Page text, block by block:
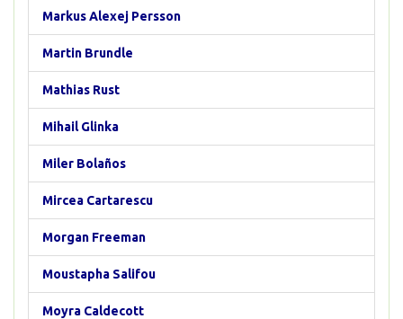
Markus Alexej Persson
Martin Brundle
Mathias Rust
Mihail Glinka
Miler Bolaños
Mircea Cartarescu
Morgan Freeman
Moustapha Salifou
Moyra Caldecott